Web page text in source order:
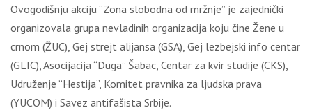
Ovogodišnju akciju “Zona slobodna od mržnje” je zajednički
organizovala grupa nevladinih organizacija koju čine Žene u
crnom (ŽUC), Gej strejt alijansa (GSA), Gej lezbejski info centar
(GLIC), Asocijacija “Duga” Šabac, Centar za kvir studije (CKS),
Udruženje “Hestija”, Komitet pravnika za ljudska prava
(YUCOM) i Savez antifašista Srbije.